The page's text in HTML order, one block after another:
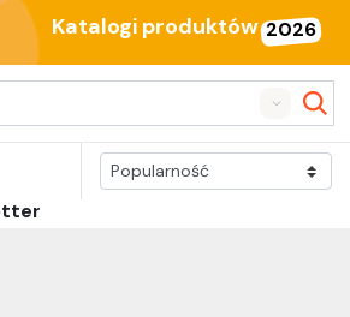
Katalogi produktów 2026
Search